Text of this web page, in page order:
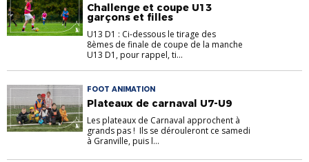
Challenge et coupe U13
garçons et filles
U13 D1 : Ci-dessous le tirage des
8èmes de finale de coupe de la manche
U13 D1, pour rappel, ti...
FOOT ANIMATION
Plateaux de carnaval U7-U9
Les plateaux de Carnaval approchent à
grands pas ! Ils se dérouleront ce samedi
à Granville, puis l...